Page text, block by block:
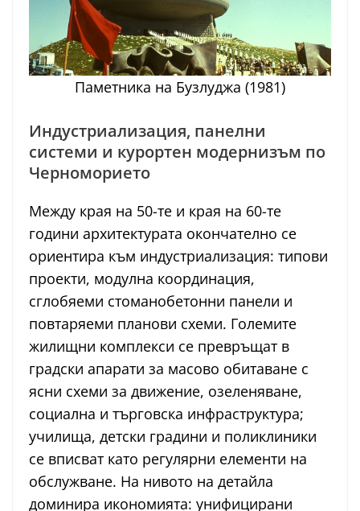
Паметника на Бузлуджа (1981)
Индустриализация, панелни
системи и курортен модернизъм по
Черноморието
Между края на 50-те и края на 60-те
години архитектурата окончателно се
ориентира към индустриализация: типови
проекти, модулна координация,
сглобяеми стоманобетонни панели и
повтаряеми планови схеми. Големите
жилищни комплекси се превръщат в
градски апарати за масово обитаване с
ясни схеми за движение, озеленяване,
социална и търговска инфраструктура;
училища, детски градини и поликлиники
се вписват като регулярни елементи на
обслужване. На нивото на детайла
доминира икономията: унифицирани